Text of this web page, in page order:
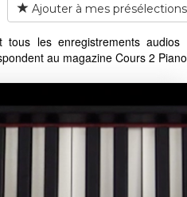
Ajouter à mes présélections
tous les enregistrements audios
au magazine Cours 2